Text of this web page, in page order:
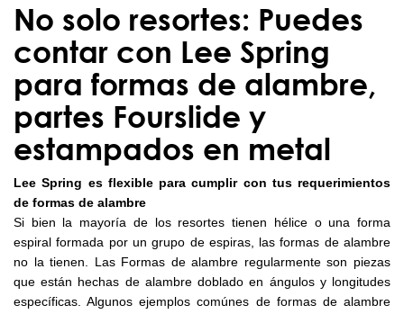
No solo resortes: Puedes
contar con Lee Spring
para formas de alambre,
partes Fourslide y
estampados en metal
Lee Spring es flexible para cumplir con tus requerimientos
de formas de alambre
Si bien la mayoría de los resortes tienen hélice o una forma
espiral formada por un grupo de espiras, las formas de alambre
no la tienen. Las Formas de alambre regularmente son piezas
que están hechas de alambre doblado en ángulos y longitudes
específicas. Algunos ejemplos comúnes de formas de alambre